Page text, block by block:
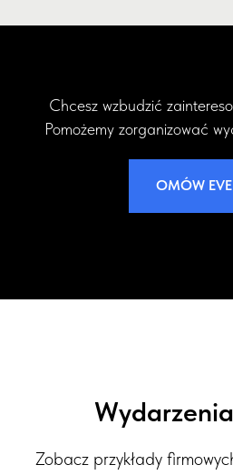
Chcesz wzbudzić
Pomożemy zorganizować
OMÓW
Zobacz przykłady